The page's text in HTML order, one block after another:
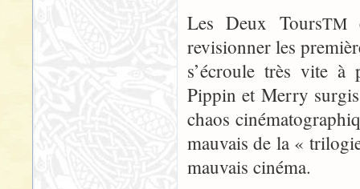
Les Deux ToursTM
revisionner les
s’écroule très vite
Pippin et Merry
chaos
mauvais de la «
mauvais cinéma.